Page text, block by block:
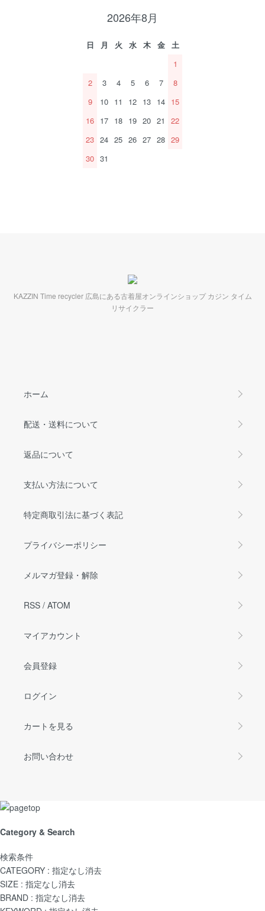
2026年8月
日 月 火 水 木 金
土
1
2
3 4 5 6 7
8
9
10 11 12 13 14 15
16 17 18 19 20 21
22
23 24 25 26 27 28 29
30 31
KAZZIN Time recycler 広島にある古着屋オンラインショップ カジン タイム
リサイクラー
ホーム
配送・送料について
返品について
支払い方法について
特定商取引法に基づく表記
プライバシーポリシー
メルマガ登録・解除
RSS / ATOM
マイアカウント
会員登録
ログイン
カートを見る
お問い合わせ
Category & Search
検索条件
CATEGORY : 指定なし消去
SIZE : 指定なし消去
BRAND : 指定なし消去